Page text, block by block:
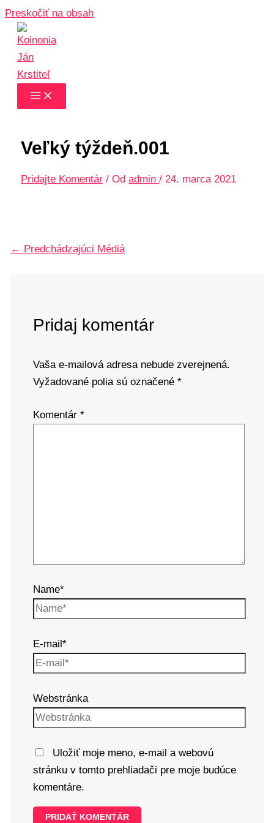
Preskočiť na obsah
Veľký týždeň.001
Pridajte Komentár / Od admin/24. marca 2021
← Predchádzajúci Médiá
Pridaj komentár
Vaša e-mailová adresa nebude zverejnená.
Vyžadované polia sú označené *
Komentár *
Name*
E-mail*
Webstránka
Uložiť moje meno, e-mail a webovú
stránku v tomto prehliadači pre moje budúce
komentáre.